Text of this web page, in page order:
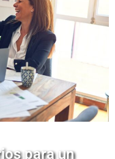
para un